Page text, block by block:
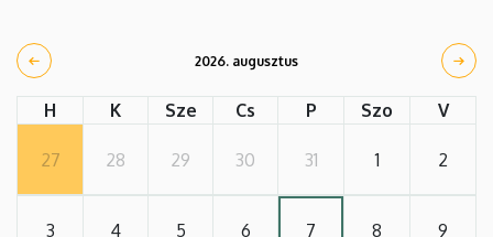
2026. augusztus
H K Sze Cs P Szo V
27 28 29 30 31 1 2
3 4 5 6 7 8 9